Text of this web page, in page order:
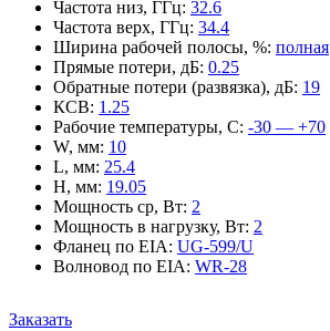
Частота низ, ГГц: 32.6
Частота верх, ГГц: 34.4
Ширина рабочей полосы, %: полная
Прямые потери, дБ: 0.25
Обратные потери (развязка), дБ: 19
КСВ: 1.25
Рабочие температуры, С: -30 — +70
W, мм: 10
L, мм: 25.4
H, мм: 19.05
Мощность ср, Вт: 2
Мощность в нагрузку, Вт: 2
Фланец по EIA: UG-599/U
Волновод по EIA: WR-28
Заказать